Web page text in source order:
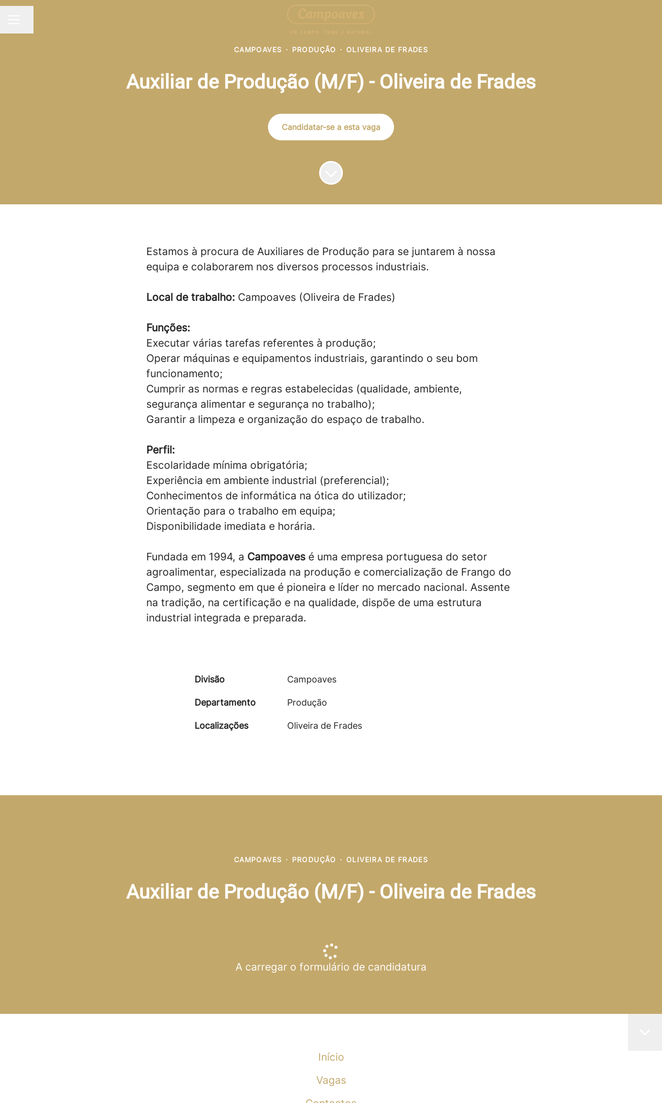
CAMPOAVES · PRODUÇÃO · OLIVEIRA DE FRADES
Auxiliar de Produção (M/F) - Oliveira de Frades
Candidatar-se a esta vaga
Estamos à procura de Auxiliares de Produção para se juntarem à nossa
equipa e colaborarem nos diversos processos industriais.
Local de trabalho: Campoaves (Oliveira de Frades)
Funções:
Executar várias tarefas referentes à produção;
Operar máquinas e equipamentos industriais, garantindo o seu bom
funcionamento;
Cumprir as normas e regras estabelecidas (qualidade, ambiente,
segurança alimentar e segurança no trabalho);
Garantir a limpeza e organização do espaço de trabalho.
Perfil:
Escolaridade mínima obrigatória;
Experiência em ambiente industrial (preferencial);
Conhecimentos de informática na ótica do utilizador;
Orientação para o trabalho em equipa;
Disponibilidade imediata e horária.
Fundada em 1994, a Campoaves é uma empresa portuguesa do setor
agroalimentar, especializada na produção e comercialização de Frango do
Campo, segmento em que é pioneira e líder no mercado nacional. Assente
na tradição, na certificação e na qualidade, dispõe de uma estrutura
industrial integrada e preparada.
Divisão Campoaves
Departamento Produção
Localizações Oliveira de Frades
CAMPOAVES · PRODUÇÃO · OLIVEIRA DE FRADES
Auxiliar de Produção (M/F) - Oliveira de Frades
A carregar o formulário de candidatura
Início
Vagas